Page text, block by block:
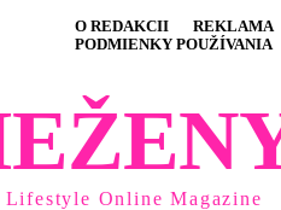
O REDAKCII REKLAMA
PODMIENKY POUŽÍVANIA
Lifestyle Online Magazine